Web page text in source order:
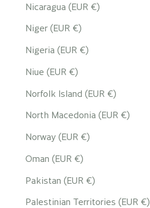
Nicaragua (EUR €)
Niger (EUR €)
Nigeria (EUR €)
Niue (EUR €)
Norfolk Island (EUR €)
North Macedonia (EUR €)
Norway (EUR €)
Oman (EUR €)
Pakistan (EUR €)
Palestinian Territories (EUR €)